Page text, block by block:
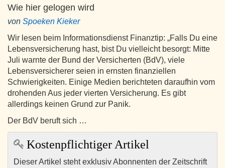
Wie hier gelogen wird
von Spoeken Kieker
Wir lesen beim Informationsdienst Finanztip: „Falls Du eine
Lebensversicherung hast, bist Du vielleicht besorgt: Mitte
Juli warnte der Bund der Versicherten (BdV), viele
Lebensversicherer seien in ernsten finanziellen
Schwierigkeiten. Einige Medien berichteten daraufhin vom
drohenden Aus jeder vierten Versicherung. Es gibt
allerdings keinen Grund zur Panik.
Der BdV beruft sich …
Kostenpflichtiger Artikel
Dieser Artikel steht exklusiv Abonnenten der Zeitschrift